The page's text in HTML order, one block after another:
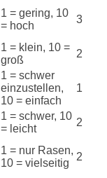
1 = gering, 10
= hoch
3
1 = klein, 10 =
groß
2
1 = schwer
einzustellen,
10 = einfach
1
1 = schwer, 10
= leicht
2
1 = nur Rasen,
10 = vielseitig
2